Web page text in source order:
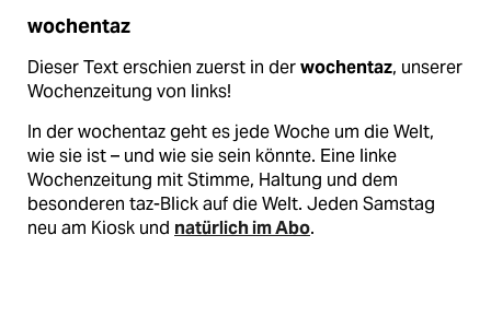
wochentaz
Dieser Text erschien zuerst in derwochentaz, unserer
Wochenzeitung von links!
In der wochentaz geht es jede Woche um die Welt,
wie sie ist – und wie sie sein könnte. Eine linke
Wochenzeitung mit Stimme, Haltung und dem
besonderen taz-Blick auf die Welt. Jeden Samstag
neu am Kiosk und natürlich im Abo.